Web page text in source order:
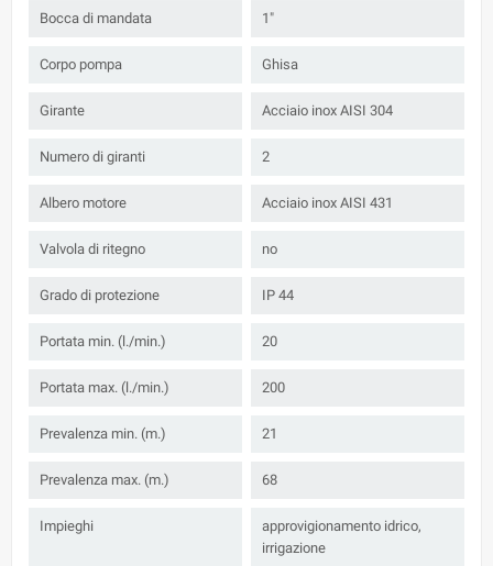
Bocca di mandata 1"
Corpo pompa Ghisa
Girante Acciaio inox AISI 304
Numero di giranti 2
Albero motore Acciaio inox AISI 431
Valvola di ritegno no
Grado di protezione IP 44
Portata min. (l./min.) 20
Portata max. (l./min.) 200
Prevalenza min. (m.) 21
Prevalenza max. (m.) 68
Impieghi
approvigionamento idrico,
irrigazione